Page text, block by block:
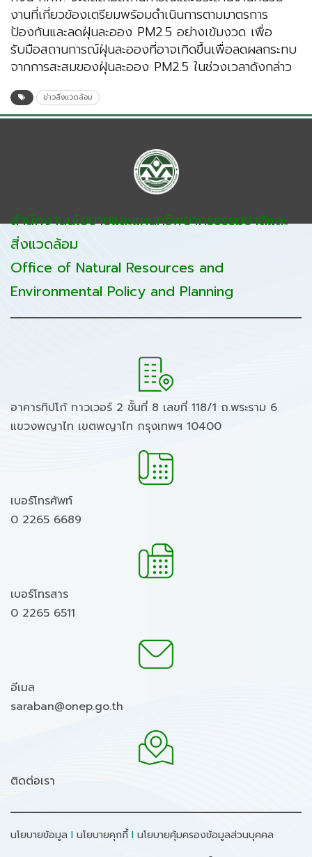
งานที่เกี่ยวข้องเตรียมพร้อมดำเนินการตามมาตรการ
ป้องกันและลดฝุ่นละออง PM2.5 อย่างเข้มงวด เพื่อ
รับมือสถานการณ์ฝุ่นละอองที่อาจเกิดขึ้นเพื่อลดผลกระทบ
จากการสะสมของฝุ่นละออง PM2.5 ในช่วงเวลาดังกล่าว
ข่าวสิ่งแวดล้อม
สำนักงานนโยบายและแผนทรัพยากรธรรมชาติและ
สิ่งแวดล้อม
Office of Natural Resources and
Environmental Policy and Planning
อาคารทิปโก้ ทาวเวอร์ 2 ชั้นที่ 8 เลขที่ 118/1 ถ.พระราม 6
แขวงพญาไท เขตพญาไท กรุงเทพฯ 10400
เบอร์โทรศัพท์
0 2265 6689
เบอร์โทรสาร
0 2265 6511
อีเมล
saraban@onep.go.th
ติดต่อเรา
นโยบายข้อมูล I นโยบายคุกกี้ I นโยบายคุ้มครองข้อมูลส่วนบุคคล